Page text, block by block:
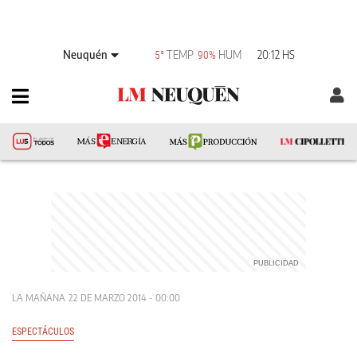
Neuquén 5° TEMP 90% HUM 20:12 HS
LA MAÑANA 22 DE MARZO 2014 - 00:00
ESPECTÁCULOS